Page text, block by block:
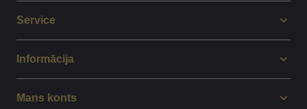
Service
Informācija
Mans konts